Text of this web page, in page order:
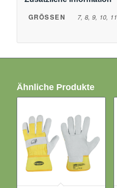
GRÖSSEN 7, 8, 9, 10, 11
Ähnliche Produkte